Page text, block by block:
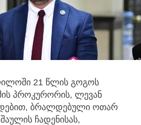
21 წლის გოგოს
პროკურორის, ლევან
ბრალდებული ოთარ
ჩადენისას,